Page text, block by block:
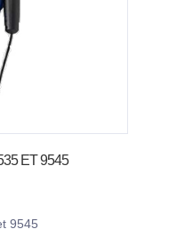
ET 9545
9545